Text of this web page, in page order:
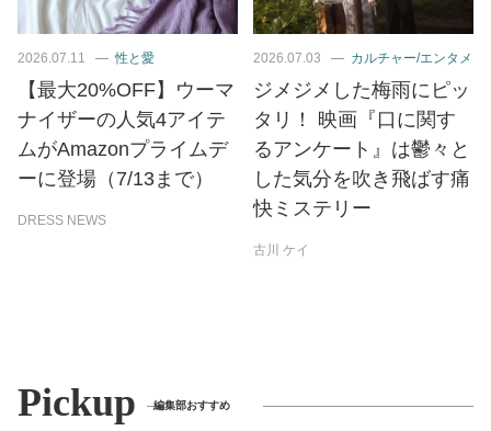
2026.07.11 性と愛
【最大20%OFF】ウーマ
ナイザーの人気4アイテ
ムがAmazonプライムデ
ーに登場（7/13まで）
DRESS NEWS
2026.07.03 カルチャー/エンタメ
ジメジメした梅雨にピッ
タリ！ 映画『口に関す
るアンケート』は鬱々と
した気分を吹き飛ばす痛
快ミステリー
古川 ケイ
Pickup 編集部おすすめ